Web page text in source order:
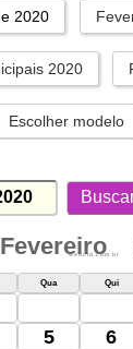
2020
2020
Escolher modelo
Fevereiro
webcid.com.br
Qua Qui
5 6